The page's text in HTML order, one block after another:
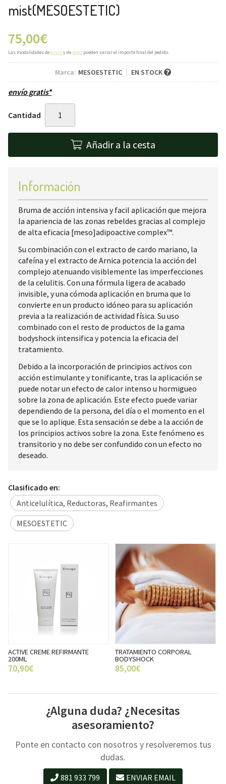
mist(MESOESTETIC)
75,00€
Las modalidades deenvíoy de pago pueden variar el importe final del pedido.
Marca: MESOESTETIC EN STOCK
envío gratis*
Cantidad
Añadir a la cesta
Información
Bruma de acción intensiva y facil aplicación que mejora
la apariencia de las zonas rebeldes gracias al complejo
de alta eficacia [meso]adipoactive complex™.
Su combinación con el extracto de cardo mariano, la
cafeína y el extracto de Arnica potencia la acción del
complejo atenuando visiblemente las imperfecciones
de la celulitis. Con una fórmula ligera de acabado
invisible, y una cómoda aplicación en bruma que lo
convierte en un producto idóneo para su aplicación
previa a la realización de actividad física. Su uso
combinado con el resto de productos de la gama
bodyshock intensifica y potencia la eficacia del
tratamiento.
Debido a la incorporación de principios activos con
acción estimulante y tonificante, tras la aplicación se
puede notar un efecto de calor intenso u hormigueo
sobre la zona de aplicación. Este efecto puede variar
dependiendo de la persona, del día o el momento en el
que se lo aplique. Esta sensación se debe a la acción de
los principios activos sobre la zona. Este fenómeno es
transitorio y no debe ser confundido con un efecto no
deseado.
Clasificado en:
Anticelulítica, Reductoras, Reafirmantes
MESOESTETIC
ACTIVE CREME REFIRMANTE
200ML
70,90€
TRATAMIENTO CORPORAL
BODYSHOCK
85,00€
¿Alguna duda? ¿Necesitas
asesoramiento?
Ponte en contacto con nosotros y resolveremos tus
dudas.
881 933 799 ENVIAR EMAIL